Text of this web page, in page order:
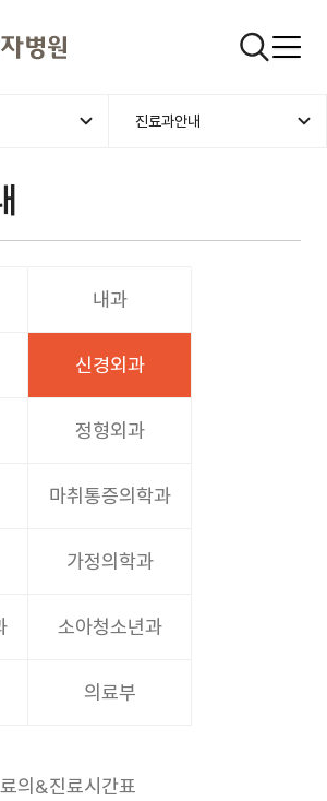
검색창
진료과안내
내과
신경외과
정형외과
마취통증의학과
가정의학과
소아청소년과
의료부
의&진료시간표